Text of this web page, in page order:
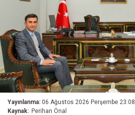
Yayınlanma: 06 Ağustos 2026 Perşembe 23:08
Kaynak: Perihan Önal